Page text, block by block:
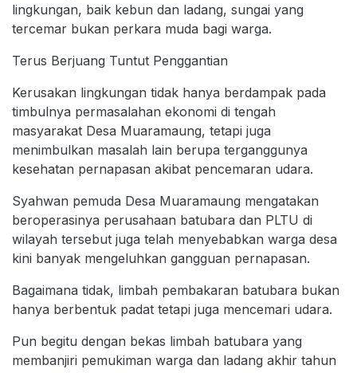
lingkungan, baik kebun dan ladang, sungai yang
tercemar bukan perkara muda bagi warga.
Terus Berjuang Tuntut Penggantian
Kerusakan lingkungan tidak hanya berdampak pada
timbulnya permasalahan ekonomi di tengah
masyarakat Desa Muaramaung, tetapi juga
menimbulkan masalah lain berupa terganggunya
kesehatan pernapasan akibat pencemaran udara.
Syahwan pemuda Desa Muaramaung mengatakan
beroperasinya perusahaan batubara dan PLTU di
wilayah tersebut juga telah menyebabkan warga desa
kini banyak mengeluhkan gangguan pernapasan.
Bagaimana tidak, limbah pembakaran batubara bukan
hanya berbentuk padat tetapi juga mencemari udara.
Pun begitu dengan bekas limbah batubara yang
membanjiri pemukiman warga dan ladang akhir tahun